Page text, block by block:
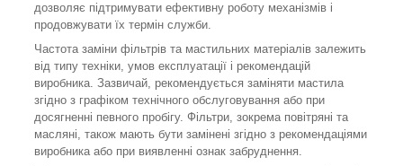
дозволяє підтримувати ефективну роботу механізмів і
продовжувати їх термін служби.
Частота заміни фільтрів та мастильних матеріалів залежить
від типу техніки, умов експлуатації і рекомендацій
виробника. Зазвичай, рекомендується заміняти мастила
згідно з графіком технічного обслуговування або при
досягненні певного пробігу. Фільтри, зокрема повітряні та
масляні, також мають бути замінені згідно з рекомендаціями
виробника або при виявленні ознак забруднення.